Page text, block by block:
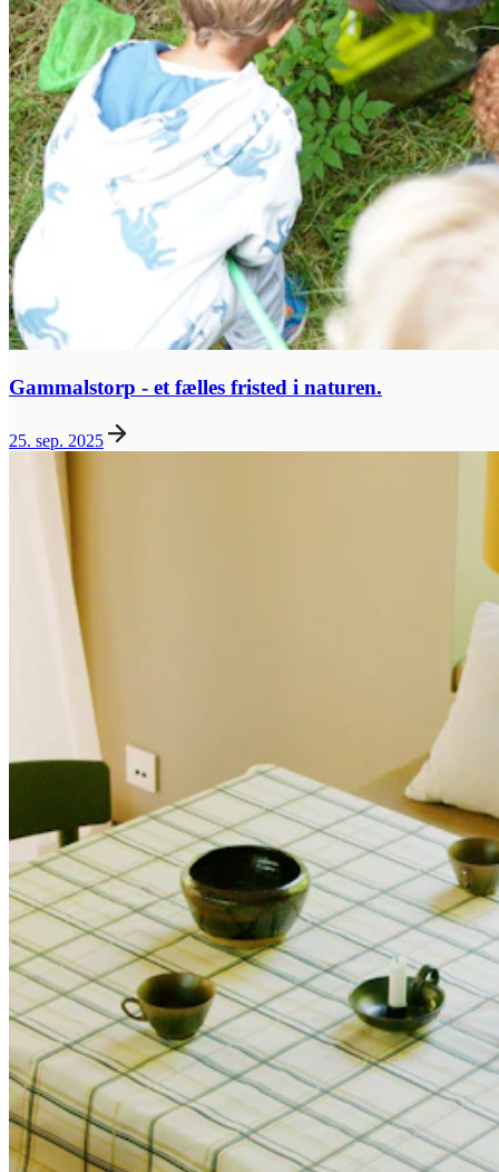
Gammalstorp - et fælles fristed i naturen.
25. sep. 2025